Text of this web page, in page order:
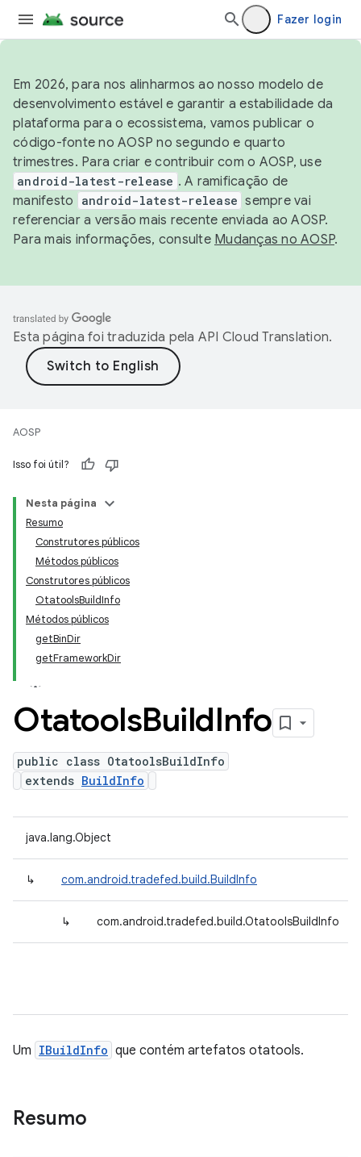
Fazer login
Em 2026, para nos alinharmos ao nosso modelo de
desenvolvimento estável e garantir a estabilidade da
plataforma para o ecossistema, vamos publicar o
código-fonte no AOSP no segundo e quarto
trimestres. Para criar e contribuir com o AOSP, use
android-latest-release . A ramificação de
manifesto
android-latest-release sempre vai
referenciar a versão mais recente enviada ao AOSP.
Para mais informações, consulte Mudanças no AOSP.
Esta página foi traduzida pela API Cloud Translation.
AOSP
Isso foi útil?
Nesta página
Resumo
Construtores públicos
Métodos públicos
Construtores públicos
OtatoolsBuildInfo
Métodos públicos
getBinDir
getFrameworkDir
OtatoolsBuildInfo
public class OtatoolsBuildInfo
extends BuildInfo
java.lang.Object
↳ com.android.tradefed.build.BuildInfo
↳ com.android.tradefed.build.OtatoolsBuildInfo
Um IBuildInfo que contém artefatos otatools.
Resumo